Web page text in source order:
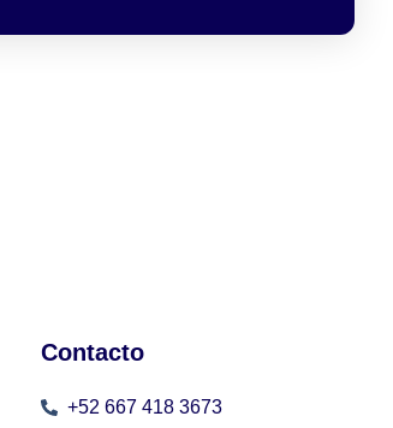
Contacto
+52 667 418 3673